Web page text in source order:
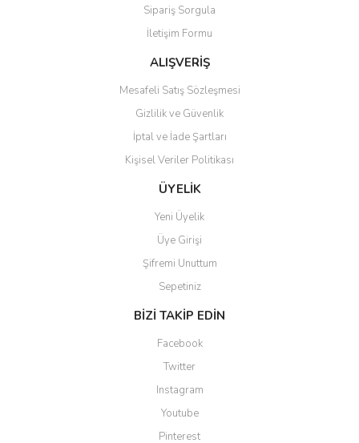
Sipariş Sorgula
İletişim Formu
ALIŞVERİŞ
Mesafeli Satış Sözleşmesi
Gizlilik ve Güvenlik
İptal ve İade Şartları
Kişisel Veriler Politikası
ÜYELİK
Yeni Üyelik
Üye Girişi
Şifremi Unuttum
Sepetiniz
BİZİ TAKİP EDİN
Facebook
Twitter
Instagram
Youtube
Pinterest